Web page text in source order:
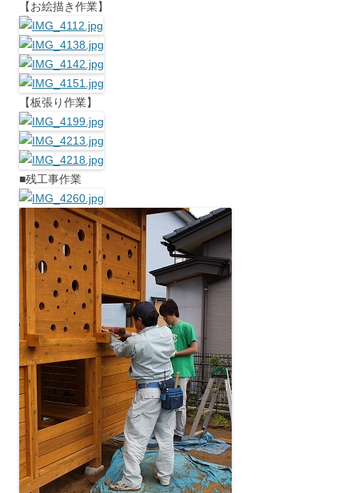
【お絵描き作業】
【板張り作業】
■残工事作業